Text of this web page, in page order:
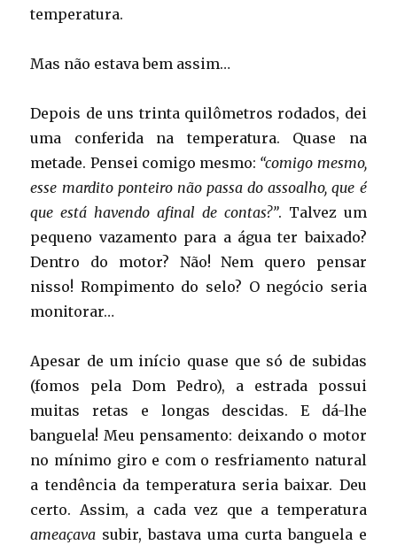
temperatura.
Mas não estava bem assim…
Depois de uns trinta quilômetros rodados, dei
uma conferida na temperatura. Quase na
metade. Pensei comigo mesmo: “comigo mesmo,
esse mardito ponteiro não passa do assoalho, que é
que está havendo afinal de contas?”. Talvez um
pequeno vazamento para a água ter baixado?
Dentro do motor? Não! Nem quero pensar
nisso! Rompimento do selo? O negócio seria
monitorar…
Apesar de um início quase que só de subidas
(fomos pela Dom Pedro), a estrada possui
muitas retas e longas descidas. E dá-lhe
banguela! Meu pensamento: deixando o motor
no mínimo giro e com o resfriamento natural
a tendência da temperatura seria baixar. Deu
certo. Assim, a cada vez que a temperatura
ameaçava subir, bastava uma curta banguela e